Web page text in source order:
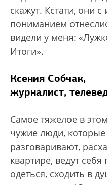
скажут. Кстати, они
пониманием
видели у меня:
Итоги».
Ксения Собчак,
журналист,
Самое тяжелое в
чужие люди, которые
разговаривают,
квартире, ведут
одеться, сходить в